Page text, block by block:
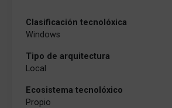
Clasificación tecnolóxica
Windows
Tipo de arquitectura
Local
Ecosistema tecnolóxico
Propio